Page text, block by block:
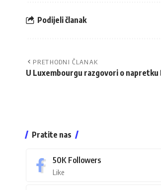
Podijeli članak
PRETHODNI ČLANAK
U Luxembourgu razgovori o napretku
Pratite nas
50K Followers
Like